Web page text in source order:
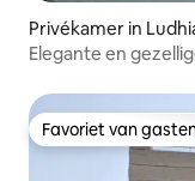
Privékamer in
Elegante en
Favoriet van
Favoriet van